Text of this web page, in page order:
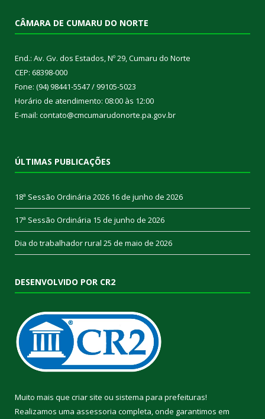
CÂMARA DE CUMARU DO NORTE
End.: Av. Gv. dos Estados, Nº 29, Cumaru do Norte
CEP: 68398-000
Fone: (94) 98441-5547 / 99105-5023
Horário de atendimento: 08:00 às 12:00
E-mail: contato@cmcumarudonorte.pa.gov.br
ÚLTIMAS PUBLICAÇÕES
18ª Sessão Ordinária 2026 16 de junho de 2026
17ª Sessão Ordinária 15 de junho de 2026
Dia do trabalhador rural 25 de maio de 2026
DESENVOLVIDO POR CR2
Muito mais que criar site ou sistema para prefeituras!
Realizamos uma assessoria completa, onde garantimos em